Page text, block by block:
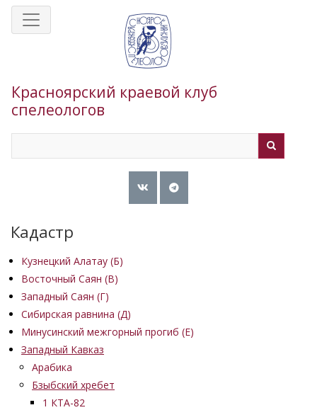
Перейти
Красноярский краевой клуб
спелеологов
Кадастр
Кузнецкий Алатау (Б)
Восточный Саян (B)
Западный Саян (Г)
Сибирская равнина (Д)
Минусинский межгорный прогиб (Е)
Западный Кавказ
Арабика
Бзыбский хребет
1 КТА-82